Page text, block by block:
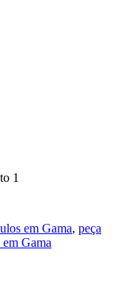
em Gama, peça
em Gama